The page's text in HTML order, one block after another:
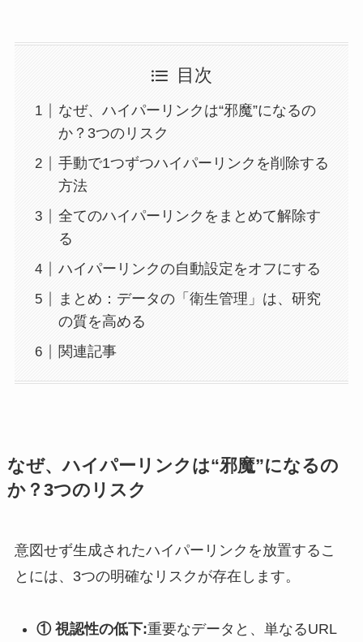
目次
なぜ、ハイパーリンクは“邪魔”になるの
か？3つのリスク
手動で1つずつハイパーリンクを削除する
方法
全てのハイパーリンクをまとめて解除す
る
ハイパーリンクの自動設定をオフにする
まとめ：データの「衛生管理」は、研究
の質を高める
関連記事
なぜ、ハイパーリンクは“邪魔”になるの
か？3つのリスク
意図せず生成されたハイパーリンクを放置するこ
とには、3つの明確なリスクが存在します。
① 視認性の低下:重要なデータと、単なるURL